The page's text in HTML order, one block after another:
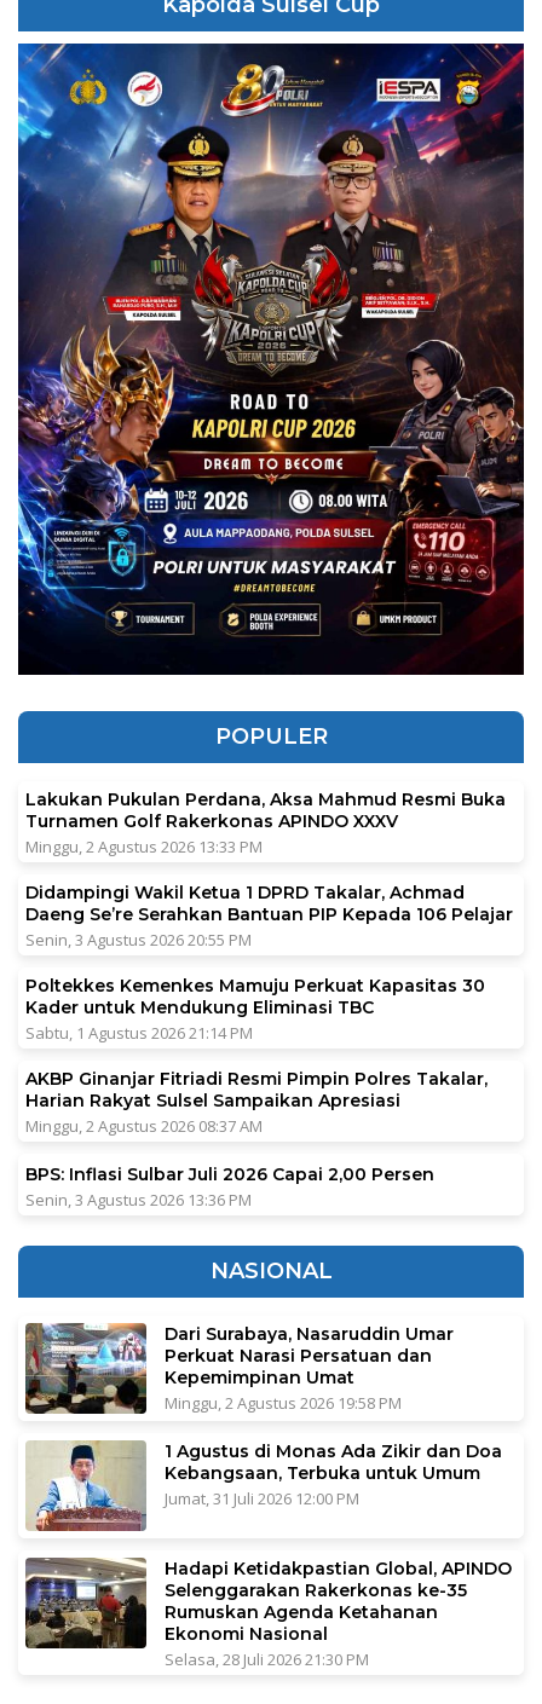
POPULER
Lakukan Pukulan Perdana, Aksa Mahmud Resmi Buka
Turnamen Golf Rakerkonas APINDO XXXV
Minggu, 2 Agustus 2026 13:33 PM
Didampingi Wakil Ketua 1 DPRD Takalar, Achmad
Daeng Se’re Serahkan Bantuan PIP Kepada 106 Pelajar
Senin, 3 Agustus 2026 20:55 PM
Poltekkes Kemenkes Mamuju Perkuat Kapasitas 30
Kader untuk Mendukung Eliminasi TBC
Sabtu, 1 Agustus 2026 21:14 PM
AKBP Ginanjar Fitriadi Resmi Pimpin Polres Takalar,
Harian Rakyat Sulsel Sampaikan Apresiasi
Minggu, 2 Agustus 2026 08:37 AM
BPS: Inflasi Sulbar Juli 2026 Capai 2,00 Persen
Senin, 3 Agustus 2026 13:36 PM
NASIONAL
Dari Surabaya, Nasaruddin Umar
Perkuat Narasi Persatuan dan
Kepemimpinan Umat
Minggu, 2 Agustus 2026 19:58 PM
1 Agustus di Monas Ada Zikir dan Doa
Kebangsaan, Terbuka untuk Umum
Jumat, 31 Juli 2026 12:00 PM
Hadapi Ketidakpastian Global, APINDO
Selenggarakan Rakerkonas ke-35
Rumuskan Agenda Ketahanan
Ekonomi Nasional
Selasa, 28 Juli 2026 21:30 PM